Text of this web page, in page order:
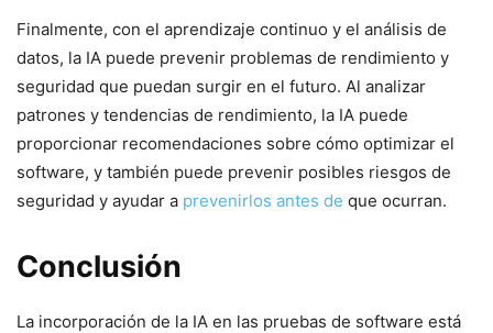
Finalmente, con el aprendizaje⁤ continuo​ y el análisis de
⁣datos, la IA puede⁢ prevenir problemas⁢ de ​rendimiento y
seguridad que ​puedan surgir en ​el futuro. Al‍ analizar
patrones y tendencias de ‌rendimiento, la IA puede
proporcionar recomendaciones ⁢sobre cómo optimizar el
software, y también puede prevenir posibles ‌riesgos ‌de
seguridad y‌ ayudar a prevenirlos antes de que‍ ocurran.
Conclusión ‌
La incorporación de la IA en las pruebas de software está